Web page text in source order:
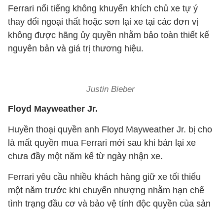
Ferrari nổi tiếng không khuyến khích chủ xe tự ý
thay đổi ngoại thất hoặc sơn lại xe tại các đơn vị
không được hãng ủy quyền nhằm bảo toàn thiết kế
nguyên bản và giá trị thương hiệu.
Justin Bieber
Floyd Mayweather Jr.
Huyền thoại quyền anh Floyd Mayweather Jr. bị cho
là mất quyền mua Ferrari mới sau khi bán lại xe
chưa đầy một năm kể từ ngày nhận xe.
Ferrari yêu cầu nhiều khách hàng giữ xe tối thiểu
một năm trước khi chuyển nhượng nhằm hạn chế
tình trạng đầu cơ và bảo vệ tính độc quyền của sản